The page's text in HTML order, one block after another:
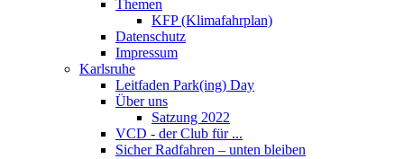
Themen
KFP (Klimafahrplan)
Datenschutz
Impressum
Karlsruhe
Leitfaden Park(ing) Day
Über uns
Satzung 2022
VCD - der Club für ...
Sicher Radfahren – unten bleiben